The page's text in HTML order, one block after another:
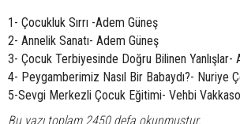
1- Çocukluk Sırrı -Adem Güneş
2- Annelik Sanatı- Adem Güneş
3- Çocuk Terbiyesinde Doğru Bilinen Yanlışlar-
4- Peygamberimiz Nasıl Bir Babaydı?- Nuriye
5-Sevgi Merkezli Çocuk Eğitimi- Vehbi
Bu yazı toplam 2450 defa okunmuştur.